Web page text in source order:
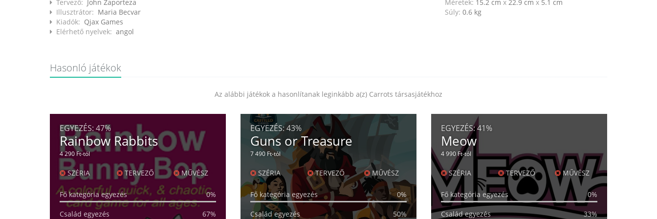
Tervező: John Zaporteza
Illusztrátor: Maria Becvar
Kiadók: Qjax Games
Elérhető nyelvek: angol
Méretek: 15.2 cm x 22.9 cm x 5.1 cm
Súly: 0.6 kg
Hasonló játékok
Az alábbi játékok a hasonlítanak leginkább a(z) Carrots társasjátékhoz
EGYEZÉS: 47%
Rainbow Rabbits
4 290 Ft-tól
SZÉRIA TERVEZŐ MŰVÉSZ
Fő kategória egyezés 0%
Család egyezés 67%
EGYEZÉS: 43%
Guns or Treasure
7 490 Ft-tól
SZÉRIA TERVEZŐ MŰVÉSZ
Fő kategória egyezés 0%
Család egyezés 50%
EGYEZÉS:41%
Meow
4 990 Ft-tól
SZÉRIA TERVEZŐ MŰVÉSZ
Fő kategória egyezés 0%
Család egyezés 33%